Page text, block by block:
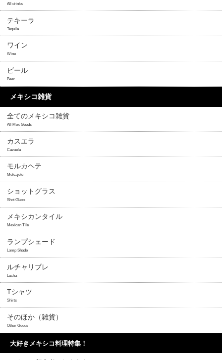
All drinks
テキーラ
Tequila
ワイン
Wine
ビール
Beer
メキシコ雑貨
全てのメキシコ雑貨
All Mex Goods
カスエラ
Cazuela
モルカヘテ
Molcajete
ショットグラス
Shot Glass
メキシカンタイル
Mexican Tile
ランプシェード
Lamp Shade
ルチャリブレ
Lucha
Tシャツ
Shirts
そのほか（雑貨）
Other Goods
大好きメキシコ料理特集！